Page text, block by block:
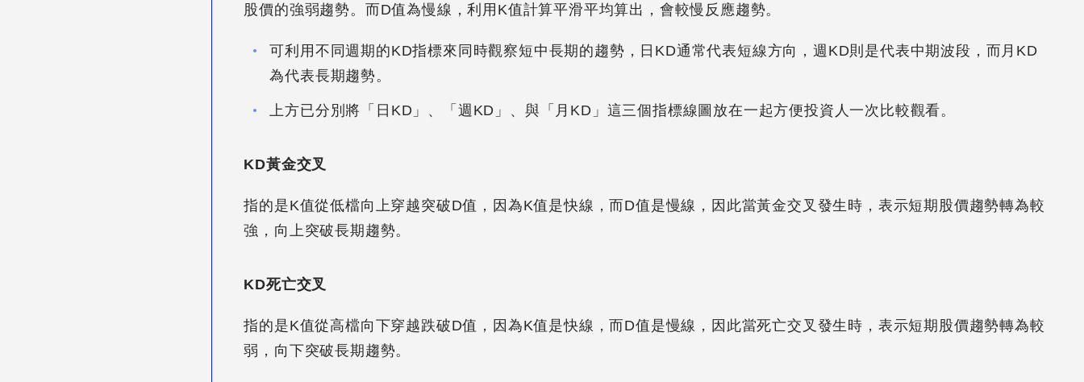
股價的強弱趨勢。而D值為慢線，利用K值計算平滑平均算出，會較慢反應趨勢。
可利用不同週期的KD指標來同時觀察短中長期的趨勢，日KD通常代表短線方向，週KD則是代表中期波段，而月KD
為代表長期趨勢。
上方已分別將「日KD」、「週KD」、與「月KD」這三個指標線圖放在一起方便投資人一次比較觀看。
KD黃金交叉
指的是K值從低檔向上穿越突破D值，因為K值是快線，而D值是慢線，因此當黃金交叉發生時，表示短期股價趨勢轉為較
強，向上突破長期趨勢。
KD死亡交叉
指的是K值從高檔向下穿越跌破D值，因為K值是快線，而D值是慢線，因此當死亡交叉發生時，表示短期股價趨勢轉為較
弱，向下突破長期趨勢。